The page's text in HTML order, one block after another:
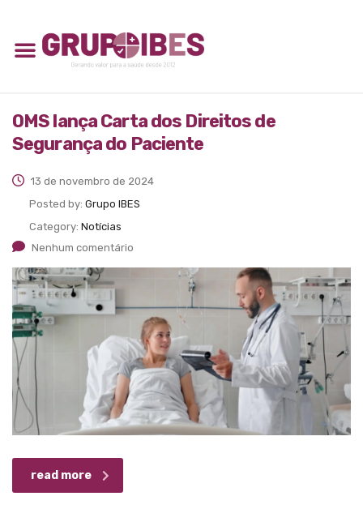
OMS lança Carta dos Direitos de
Segurança do Paciente
13 de novembro de 2024
Posted by: Grupo IBES
Category: Notícias
Nenhum comentário
read more